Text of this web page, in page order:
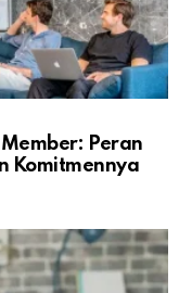
Peran
Komitmennya